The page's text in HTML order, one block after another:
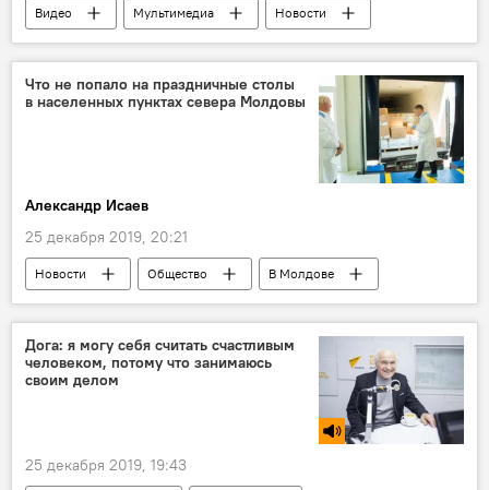
Видео Мультимедиа
Новости
Политика
В мире Общество
Что не попало на праздничные столы
в населенных пунктах севера Молдовы
Александр Исаев
25 декабря 2019, 20:21
Новости Общество
В Молдове
ANSA
Дога: я могу себя считать счастливым
человеком, потому что занимаюсь
своим делом
25 декабря 2019, 19:43